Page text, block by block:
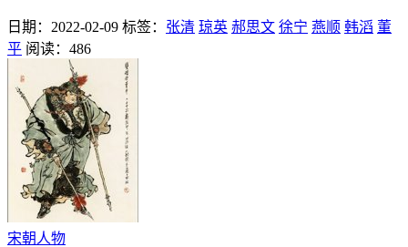
日期：2022-02-09 标签： 张清 琼英 郝思文 徐宁 燕顺 韩滔 董
平 阅读：486
宋朝人物